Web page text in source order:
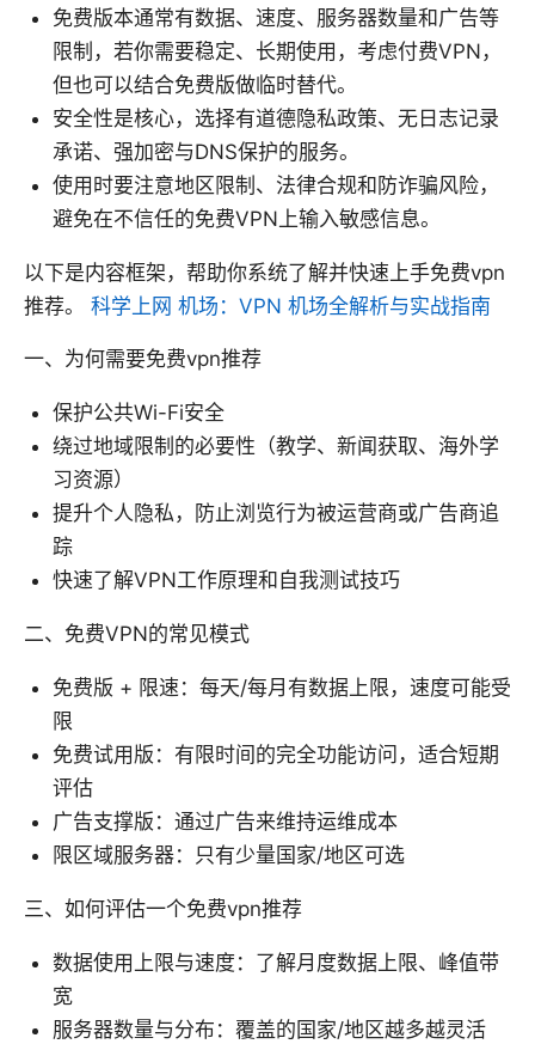
免费版本通常有数据、速度、服务器数量和广告等
限制，若你需要稳定、长期使用，考虑付费VPN，
但也可以结合免费版做临时替代。
安全性是核心，选择有道德隐私政策、无日志记录
承诺、强加密与DNS保护的服务。
使用时要注意地区限制、法律合规和防诈骗风险，
避免在不信任的免费VPN上输入敏感信息。
以下是内容框架，帮助你系统了解并快速上手免费vpn
推荐。 科学上网 机场：VPN 机场全解析与实战指南
一、为何需要免费vpn推荐
保护公共Wi-Fi安全
绕过地域限制的必要性（教学、新闻获取、海外学
习资源）
提升个人隐私，防止浏览行为被运营商或广告商追
踪
快速了解VPN工作原理和自我测试技巧
二、免费VPN的常见模式
免费版 + 限速：每天/每月有数据上限，速度可能受
限
免费试用版：有限时间的完全功能访问，适合短期
评估
广告支撑版：通过广告来维持运维成本
限区域服务器：只有少量国家/地区可选
三、如何评估一个免费vpn推荐
数据使用上限与速度：了解月度数据上限、峰值带
宽
服务器数量与分布：覆盖的国家/地区越多越灵活